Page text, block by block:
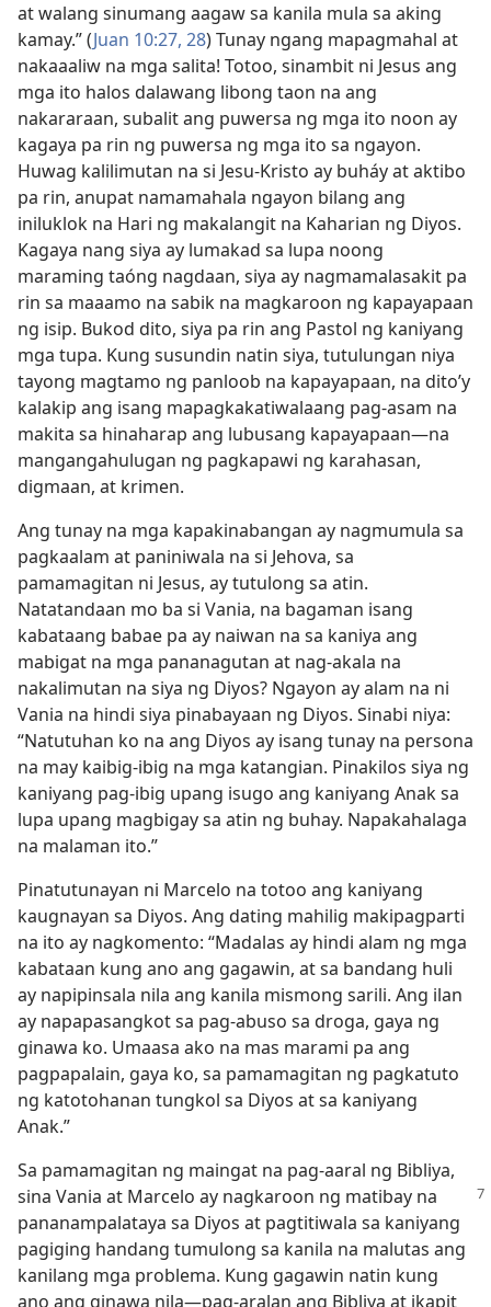
at walang sinumang aagaw sa kanila mula sa aking
kamay.” (Juan 10:27, 28) Tunay ngang mapagmahal at
nakaaaliw na mga salita! Totoo, sinambit ni Jesus ang
mga ito halos dalawang libong taon na ang
nakararaan, subalit ang puwersa ng mga ito noon ay
kagaya pa rin ng puwersa ng mga ito sa ngayon.
Huwag kalilimutan na si Jesu-Kristo ay buháy at aktibo
pa rin, anupat namamahala ngayon bilang ang
iniluklok na Hari ng makalangit na Kaharian ng Diyos.
Kagaya nang siya ay lumakad sa lupa noong
maraming taóng nagdaan, siya ay nagmamalasakit pa
rin sa maaamo na sabik na magkaroon ng kapayapaan
ng isip. Bukod dito, siya pa rin ang Pastol ng kaniyang
mga tupa. Kung susundin natin siya, tutulungan niya
tayong magtamo ng panloob na kapayapaan, na dito’y
kalakip ang isang mapagkakatiwalaang pag-asam na
makita sa hinaharap ang lubusang kapayapaan​—na
mangangahulugan ng pagkapawi ng karahasan,
digmaan, at krimen.
Ang tunay na mga kapakinabangan ay nagmumula sa
pagkaalam at paniniwala na si Jehova, sa
pamamagitan ni Jesus, ay tutulong sa atin.
Natatandaan mo ba si Vania, na bagaman isang
kabataang babae pa ay naiwan na sa kaniya ang
mabigat na mga pananagutan at nag-akala na
nakalimutan na siya ng Diyos? Ngayon ay alam na ni
Vania na hindi siya pinabayaan ng Diyos. Sinabi niya:
“Natutuhan ko na ang Diyos ay isang tunay na persona
na may kaibig-ibig na mga katangian. Pinakilos siya ng
kaniyang pag-ibig upang isugo ang kaniyang Anak sa
lupa upang magbigay sa atin ng buhay. Napakahalaga
na malaman ito.”
Pinatutunayan ni Marcelo na totoo ang kaniyang
kaugnayan sa Diyos. Ang dating mahilig makipagparti
na ito ay nagkomento: “Madalas ay hindi alam ng mga
kabataan kung ano ang gagawin, at sa bandang huli
ay napipinsala nila ang kanila mismong sarili. Ang ilan
ay napapasangkot sa pag-abuso sa droga, gaya ng
ginawa ko. Umaasa ako na mas marami pa ang
pagpapalain, gaya ko, sa pamamagitan ng pagkatuto
ng katotohanan tungkol sa Diyos at sa kaniyang
Anak.”
Sa pamamagitan ng maingat na pag-aaral ng Bibliya,
sina Vania at Marcelo ay nagkaroon ng matibay na
pananampalataya sa Diyos at pagtitiwala sa kaniyang
pagiging handang tumulong sa kanila na malutas ang
kanilang mga problema. Kung gagawin natin kung
ano ang ginawa nila​—pag-aralan ang Bibliya at ikapit